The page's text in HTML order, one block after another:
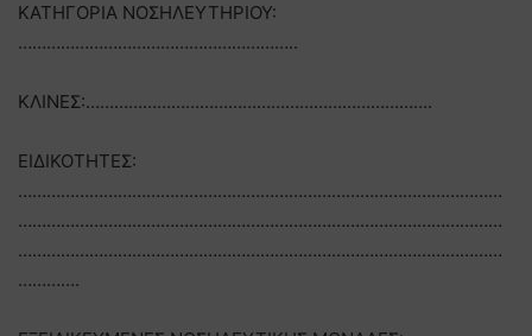
ΚΑΤΗΓΟΡΙΑ ΝΟΣΗΛΕΥΤΗΡΙΟΥ:
…………………………………………………..
ΚΛΙΝΕΣ:……………………………………………………………….
ΕΙΔΙΚΟΤΗΤΕΣ:
…………………………………………………………………………………………
…………………………………………………………………………………………
…………………………………………………………………………………………
………….